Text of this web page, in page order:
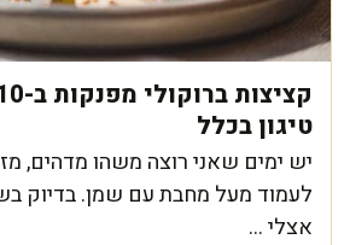
טיגון בכלל
יש ימים שאני רוצה משהו מדהים,
לעמוד מעל מחבת עם שמן. בדיוק
אצלי ...